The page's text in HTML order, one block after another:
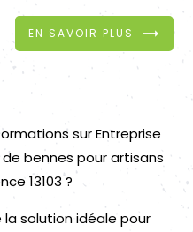
EN SAVOIR PLUS
sur Entreprise
bennes pour artisans
13103 ?
solution idéale pour